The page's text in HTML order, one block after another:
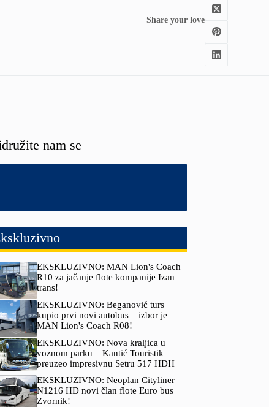
Share your love
nam se
EKSKLUZIVNO: MAN Lion's Coach
R10 za jačanje flote kompanije Izan
trans!
EKSKLUZIVNO: Beganović turs
kupio prvi novi autobus – izbor je
MAN Lion's Coach R08!
EKSKLUZIVNO: Nova kraljica u
voznom parku – Kantić Touristik
preuzeo impresivnu Setru 517 HDH
EKSKLUZIVNO: Neoplan Cityliner
N1216 HD novi član flote Euro bus
Zvornik!